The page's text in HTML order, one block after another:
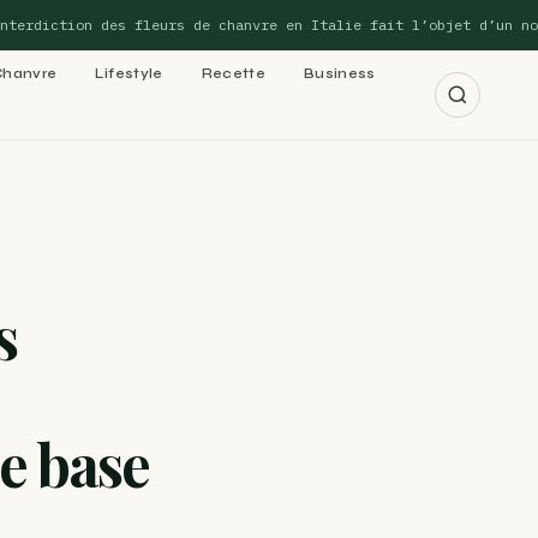
des fleurs de chanvre en Italie fait l’objet d’un nouvel
Lifestyle Recette Business
: le
cannabis : le
base